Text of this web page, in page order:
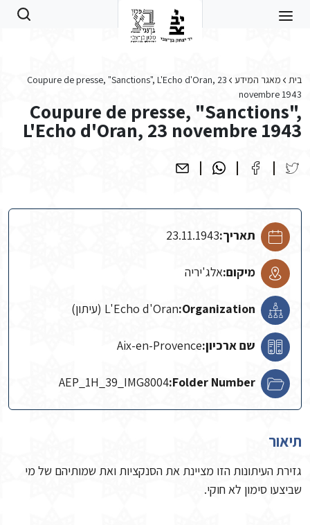
בית מאגר המידע
Coupure de presse, "Sanctions", L'Echo d'Oran, 23
novembre 1943
Coupure de presse, "Sanctions",
L'Echo d'Oran, 23 novembre 1943
תאריך:23.11.1943
מיקום:אלג'יריה
Organization: L'Echo d'Oran (עיתון)
שם ארכיון:Aix-en-Provence
Folder Number:
AEP_1H_39_IMG8004
תיאור
גזירת העיתונות הזו מציינת את הסנקציות ואת שמותיהם של מי
שביצעו סימון לא חוקי.